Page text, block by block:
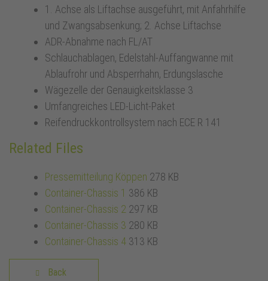
1. Achse als Liftachse ausgeführt, mit Anfahrhilfe
und Zwangsabsenkung; 2. Achse Liftachse
ADR-Abnahme nach FL/AT
Schlauchablagen, Edelstahl-Auffangwanne mit
Ablaufrohr und Absperrhahn, Erdungslasche
Wägezelle der Genauigkeitsklasse 3
Umfangreiches LED-Licht-Paket
Reifendruckkontrollsystem nach ECE R 141
Related Files
Pressemitteilung Köppen 278 KB
Container-Chassis 1 386 KB
Container-Chassis 2 297 KB
Container-Chassis 3 280 KB
Container-Chassis 4 313 KB
Back